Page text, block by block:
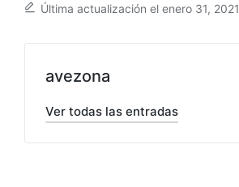
Última actualización el enero 31, 2021
avezona
Ver todas las entradas